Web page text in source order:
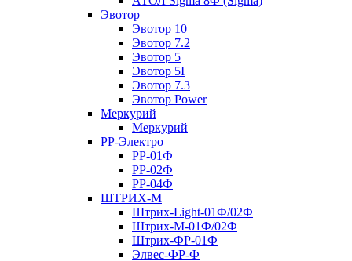
Эвотор
Эвотор 10
Эвотор 7.2
Эвотор 5
Эвотор 5I
Эвотор 7.3
Эвотор Power
Меркурий
Меркурий
РР-Электро
РР-01Ф
РР-02Ф
РР-04Ф
ШТРИХ-М
Штрих-Light-01Ф/02Ф
Штрих-М-01Ф/02Ф
Штрих-ФР-01Ф
Элвес-ФР-Ф